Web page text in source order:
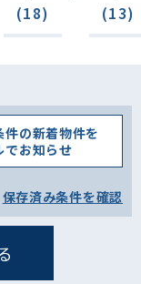
(18) (13)
件の新着物件を
でお知らせ
保存済み条件を確認